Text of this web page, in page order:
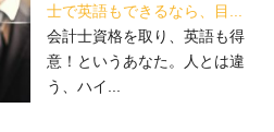
士で英語もできるなら、目...
会計士資格を取り、英語も得
意！というあなた。人とは違
う、ハイ...